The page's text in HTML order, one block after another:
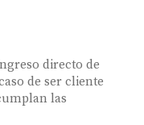
directo de
de ser cliente
las